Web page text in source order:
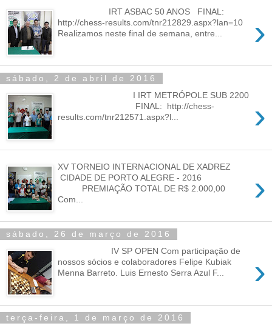
›
IRT ASBAC 50 ANOS FINAL:
http://chess-results.com/tnr212829.aspx?lan=10
Realizamos neste final de semana, entre...
sábado, 2 de abril de 2016
›
I IRT METRÓPOLE SUB 2200
FINAL: http://chess-
results.com/tnr212571.aspx?l...
›
XV TORNEIO INTERNACIONAL DE XADREZ
CIDADE DE PORTO ALEGRE - 2016
PREMIAÇÃO TOTAL DE R$ 2.000,00
Com...
sábado, 26 de março de 2016
›
IV SP OPEN Com participação de
nossos sócios e colaboradores Felipe Kubiak
Menna Barreto. Luis Ernesto Serra Azul F...
terça-feira, 1 de março de 2016